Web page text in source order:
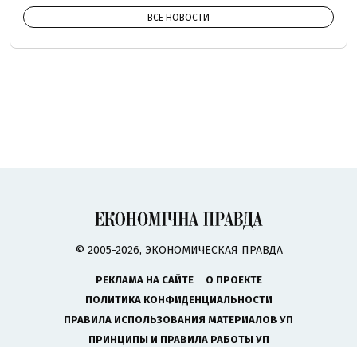
ВСЕ НОВОСТИ
© 2005-2026, ЭКОНОМИЧЕСКАЯ ПРАВДА
РЕКЛАМА НА САЙТЕ
О ПРОЕКТЕ
ПОЛИТИКА КОНФИДЕНЦИАЛЬНОСТИ
ПРАВИЛА ИСПОЛЬЗОВАНИЯ МАТЕРИАЛОВ УП
ПРИНЦИПЫ И ПРАВИЛА РАБОТЫ УП